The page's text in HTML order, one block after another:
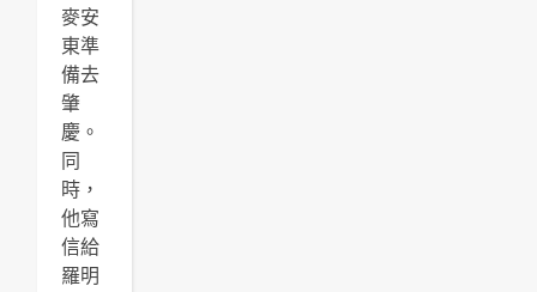
麥安
東準
備去
肇
慶。
同
時，
他寫
信給
羅明